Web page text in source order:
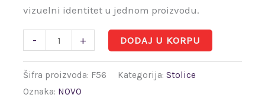
vizuelni identitet u jednom proizvodu.
- + DODAJ U KORPU
Šifra proizvoda: F56 Kategorija:Stolice
Oznaka: NOVO